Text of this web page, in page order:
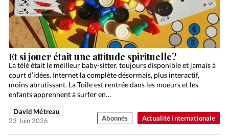
Actualité internationale
Et si jouer était une attitude spirituelle?
La télé était le meilleur baby-sitter, toujours disponible et jamais à
court d’idées. Internet la complète désormais, plus interactif,
moins abrutissant. La Toile est rentrée dans les moeurs et les
enfants apprennent à surfer en…
David Métreau
23 Juin 2026
Abonnés